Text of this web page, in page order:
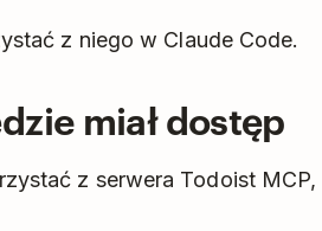
z niego w Claude Code.
miał dostęp
z serwera Todoist MCP,